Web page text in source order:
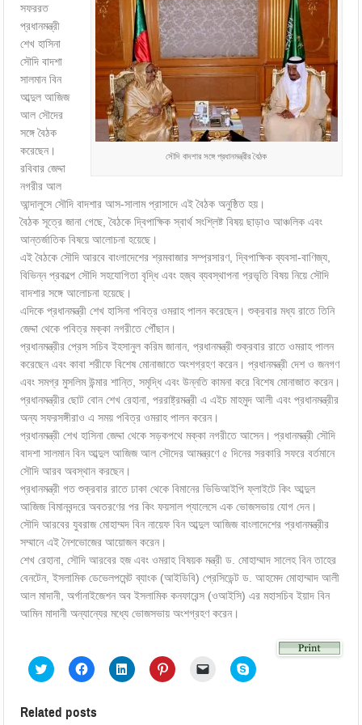
সৌদি বাদশার সঙ্গে প্রধানমন্ত্রীর বৈঠক
সফররত
প্রধানমন্ত্রী
শেখ হাসিনা
সৌদি বাদশা
সালমান বিন
আব্দুল আজিজ
আল সৌদের
সঙ্গে বৈঠক
করেছেন।
রবিবার জেদ্দা
নগরীর আল
আন্দালুসে সৌদি বাদশার আস-সালাম প্রাসাদে এই বৈঠক অনুষ্ঠিত হয়।
বৈঠক সূত্রে জানা গেছে, বৈঠকে দ্বিপাক্ষিক স্বার্থ সংশ্লিষ্ট বিষয় ছাড়াও আঞ্চলিক এবং
আন্তর্জাতিক বিষয়ে আলোচনা হয়েছে।
এই বৈঠকে সৌদি আরবে বাংলাদেশের শ্রমবাজার সম্প্রসারণ, দ্বিপাক্ষিক ব্যবসা-বাণিজ্য,
বিভিন্ন প্রকল্পে সৌদি সহযোগিতা বৃদ্ধি এবং হজ্ব ব্যবস্থাপনা প্রভৃতি বিষয় নিয়ে সৌদি
বাদশার সঙ্গে আলোচনা হয়েছে।
এদিকে প্রধানমন্ত্রী শেখ হাসিনা পবিত্র ওমরাহ পালন করেছেন। শুক্রবার মধ্য রাতে তিনি
জেদ্দা থেকে পবিত্র মক্কা নগরীতে পৌঁছান।
প্রধানমন্ত্রীর প্রেস সচিব ইহসানুল করিম জানান, প্রধানমন্ত্রী শুক্রবার রাতে ওমরাহ পালন
করেছেন এবং কাবা শরীফে বিশেষ মোনাজাতে অংশগ্রহণ করেন। প্রধানমন্ত্রী দেশ ও জনগণ
এবং সমগ্র মুসলিম উন্মার শান্তি, সমৃদ্ধি এবং উন্নতি কামনা করে বিশেষ মোনাজাত করেন।
প্রধানমন্ত্রীর ছোট বোন শেখ রেহানা, পররাষ্ট্রমন্ত্রী এ এইচ মাহমুদ আলী এবং প্রধানমন্ত্রীর
অন্য সফরসঙ্গীরাও এ সময় পবিত্র ওমরাহ পালন করেন।
প্রধানমন্ত্রী শেখ হাসিনা জেদ্দা থেকে সড়কপথে মক্কা নগরীতে আসেন। প্রধানমন্ত্রী সৌদি
বাদশা সালমান বিন আব্দুল আজিজ আল সৌদের আমন্ত্রণে ৫ দিনের সরকারি সফরে বর্তমানে
সৌদি আরব অবস্থান করছেন।
প্রধানমন্ত্রী গত শুক্রবার রাতে ঢাকা থেকে বিমানের ভিভিআইপি ফ্লাইটে কিং আব্দুল
আজিজ বিমানবন্দরে অবতরণের পর কিং ফয়সাল প্যালেসে এক ভোজসভায় যোগ দেন।
সৌদি আরবের যুবরাজ মোহাম্মদ বিন নায়েফ বিন আব্দুল আজিজ বাংলাদেশের প্রধানমন্ত্রীর
সম্মানে এই নৈশভোজের আয়োজন করেন।
শেখ রেহানা, সৌদি আরবের হজ এবং ওমরাহ বিষয়ক মন্ত্রী ড. মোহাম্মাদ সালেহ বিন তাহের
বেনটেন, ইসলামিক ডেভেলপমেন্ট ব্যাংক (আইডিবি) প্রেসিডেন্ট ড. আহমেদ মোহাম্মাদ আলী
আল মাদানী, অর্গানাইজেশন অব ইসলামিক কনফারেন্স (ওআইসি) এর মহাসচিব ইয়াদ বিন
আমিন মাদানী অন্যান্যের মধ্যে ভোজসভায় অংশগ্রহণ করেন।
Click
to
Twitter
(Opens
Click
to
Facebook
(Opens
Click
to
Click
to
Click Click
to
Related posts